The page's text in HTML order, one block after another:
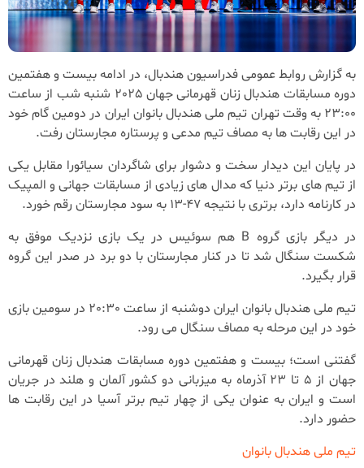
به گزارش روابط عمومی فدراسیون هندبال، در ادامه بیست و هفتمین
دوره مسابقات هندبال زنان قهرمانی جهان 2025 شنبه شب از ساعت
23:00 به وقت تهران تیم ملی هندبال بانوان ایران در دومین گام خود
در این رقابت ها به مصاف تیم مدعی و پرستاره مجارستان رفت.
در پایان این دیدار سخت و دشوار برای شاگردان سیائورا مقابل یکی
از تیم های برتر دنیا که مدال های زیادی از مسابقات جهانی و المپیک
در کارنامه دارد، برتری با نتیجه 47-13 به سود مجارستان رقم خورد.
در دیگر بازی گروه B هم سوئیس در یک بازی نزدیک موفق به
شکست سنگال شد تا در کنار مجارستان با دو برد در صدر این گروه
قرار بگیرد.
تیم ملی هندبال بانوان ایران دوشنبه از ساعت 20:30 در سومین بازی
خود در این مرحله به مصاف سنگال می رود.
گفتنی است؛ بیست و هفتمین دوره مسابقات هندبال زنان قهرمانی
جهان از 5 تا 23 آذرماه به میزبانی دو کشور آلمان و هلند در جریان
است و ایران به عنوان یکی از چهار تیم برتر آسیا در این رقابت ها
حضور دارد.
تیم ملی هندبال بانوان